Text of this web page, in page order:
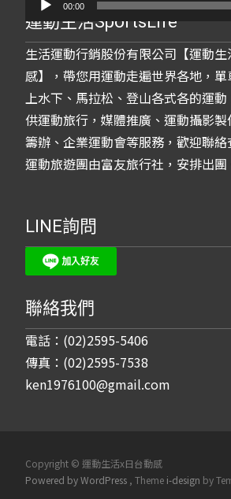
00:00
運動生活SportsLife
生活運動行銷股份有限公司【運動
感】，帶您用運動走遍世界各地，
上水下、馬拉松、登山各式各的運
供運動旅行，媒體推廣、運動攝影
籌辦、企業運動會等服務，歡迎聯絡
運動旅遊團由富友旅行社，安排出團
LINE詢問
聯絡我們
電話：(02)2595-5406
傳真：(02)2595-7538
ken1976100@gmail.com
Copyright © 運動生活x日台動感
Powered by WordPress , Theme i-design by